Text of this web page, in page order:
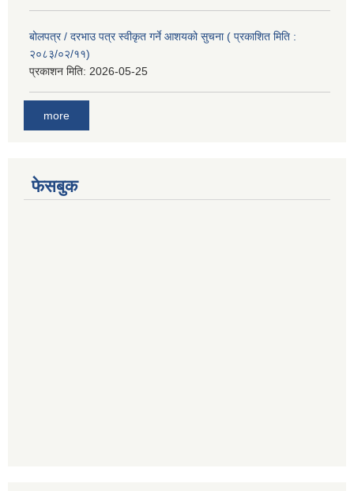
बोलपत्र / दरभाउ पत्र स्वीकृत गर्ने आशयको सुचना ( प्रकाशित मिति :
२०८३/०२/११)
प्रकाशन मिति: 2026-05-25
more
फेसबुक